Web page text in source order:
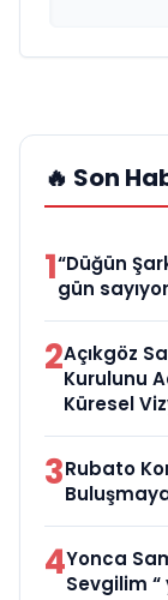
🔥 Son
1“Düğün
gün sayıyor
2Açıkgöz
Kurulunu
Küresel
3Rubato
4Yonca
Sevgilim “